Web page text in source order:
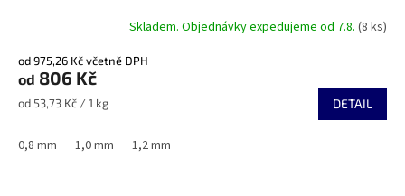
Skladem. Objednávky expedujeme od 7.8. (8 ks)
od 975,26 Kč včetně DPH
od 806 Kč
Měrná
od 53,73 Kč / 1 kg DETAIL
0,8 mm 1,0 mm 1,2 mm